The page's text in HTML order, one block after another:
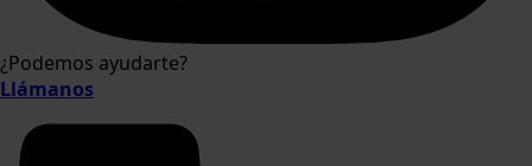
¿Podemos ayudarte?
Llámanos